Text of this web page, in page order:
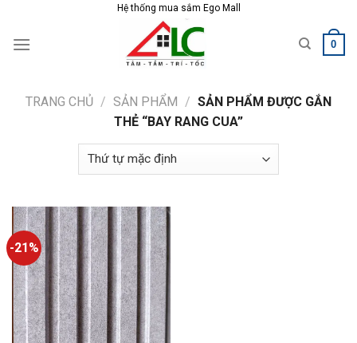
content
Hệ thống mua sắm Ego Mall
0
TRANG CHỦ / SẢN PHẨM / SẢN PHẨM ĐƯỢC GẮN
THẺ “BAY RANG CUA”
-21%